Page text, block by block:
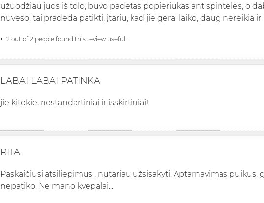
užuodžiau juos iš tolo, buvo padėtas popieriukas ant spintelės, o
nuvėso, tai pradeda patikti, įtariu, kad jie gerai laiko, daug nereikia ir
2 out of 2 people found this review useful.
LABAI LABAI PATINKA
jie kitokie, nestandartiniai ir isskirtiniai!
RITA
Paskaičiusi atsiliepimus , nutariau užsisakyti. Aptarnavimas puikus,
nepatiko. Ne mano kvepalai...